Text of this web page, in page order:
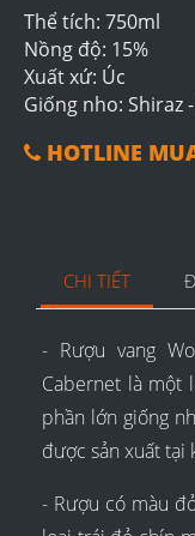
Thể tích: 750ml
Nồng độ: 15%
Xuất xứ: Úc
Giống nho: Shiraz
HOTLINE
CHI TIẾT
- Rượu vang
Cabernet là một
phần lớn giống
được sản xuất tại
- Rượu có màu